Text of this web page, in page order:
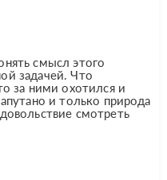
смысл этого
задачей. Что
за ними охотился и
и только природа
смотреть